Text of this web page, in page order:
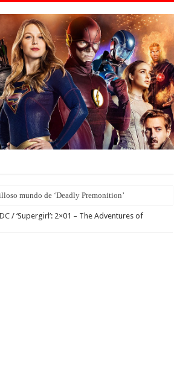
mundo de ‘Deadly Premonition’
DC / ‘Supergirl’: 2×01 – The Adventures of